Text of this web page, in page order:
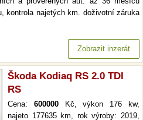
kontrola najetých km. doživotní záruka
Zobrazit inzerát
Škoda Kodiaq RS 2.0 TDI
RS
Cena: 600000Kč, výkon 176 kw,
najeto 177635 km, rok výroby: 2019,